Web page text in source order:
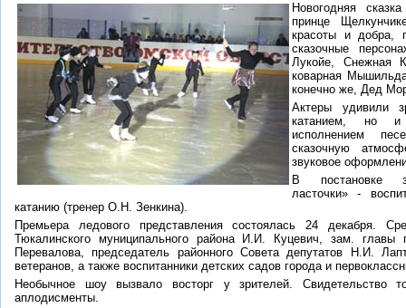
Новогодняя
принце
красоты и добра,
сказочные
Лукойе, Снежная
коварная
конечно же, Дед
Актеры удивили
катанием, но и
исполнением
сказочную
звуковое
В постановке
ласточки» -
катанию (тренер О.Н. Зенкина).
Премьера ледового представления состоялась 24 декабря.
Тюкалинского муниципального района И.И. Куцевич, зам.
Перевалова, председатель районного Совета депутатов Н.И.
ветеранов, а также воспитанники детских садов города и
Необычное шоу вызвало восторг у зрителей. Свидетельство
аплодисменты.